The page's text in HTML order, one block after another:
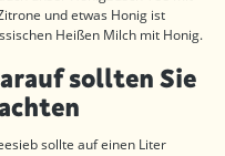
und etwas Honig ist
Heißen Milch mit Honig.
sollten Sie
sollte auf einen Liter